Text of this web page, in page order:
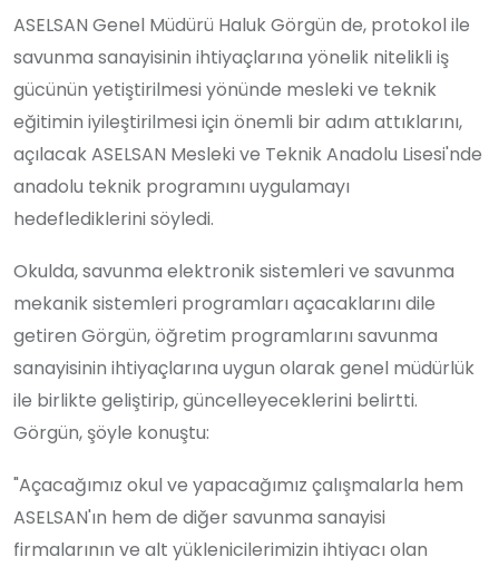
ASELSAN Genel Müdürü Haluk Görgün de, protokol ile
savunma sanayisinin ihtiyaçlarına yönelik nitelikli iş
gücünün yetiştirilmesi yönünde mesleki ve teknik
eğitimin iyileştirilmesi için önemli bir adım attıklarını,
açılacak ASELSAN Mesleki ve Teknik Anadolu Lisesi'nde
anadolu teknik programını uygulamayı
hedeflediklerini söyledi.
Okulda, savunma elektronik sistemleri ve savunma
mekanik sistemleri programları açacaklarını dile
getiren Görgün, öğretim programlarını savunma
sanayisinin ihtiyaçlarına uygun olarak genel müdürlük
ile birlikte geliştirip, güncelleyeceklerini belirtti.
Görgün, şöyle konuştu:
"Açacağımız okul ve yapacağımız çalışmalarla hem
ASELSAN'ın hem de diğer savunma sanayisi
firmalarının ve alt yüklenicilerimizin ihtiyacı olan